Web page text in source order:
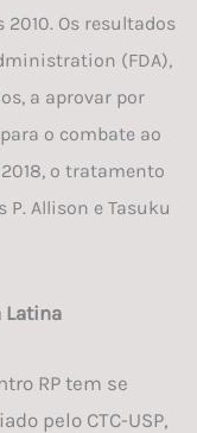
Os resultados
(FDA),
a aprovar por
o combate ao
o tratamento
P. Allison e Tasuku
Latina
RP tem se
pelo CTC-USP,